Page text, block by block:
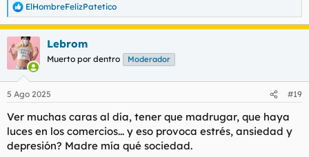
R
e
a
c
c
e
:
ElHombreFelizPatetico
Lebrom
Muerto por dentro Moderador
5 Ago 2025 #19
Ver muchas caras al día, tener que madrugar, que haya
luces en los comercios... y eso provoca estrés, ansiedad y
depresión? Madre mía qué sociedad.